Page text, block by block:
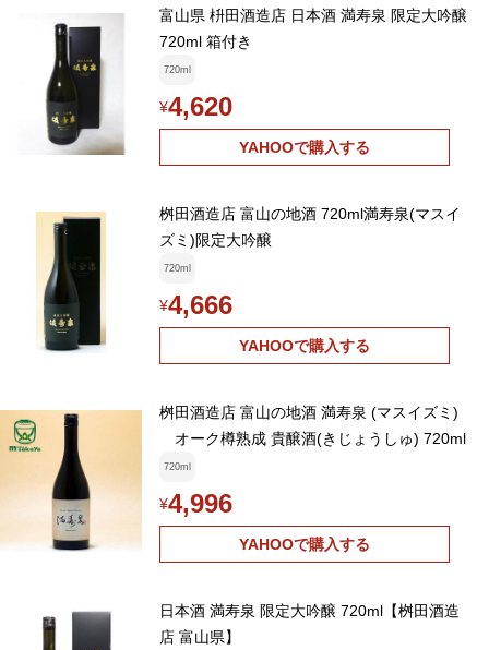
富山県 枡田酒造店 日本酒 満寿泉 限定大吟醸
720ml 箱付き
720ml
¥4,620
YAHOOで購入する
桝田酒造店 富山の地酒 720ml満寿泉(マスイ
ズミ)限定大吟醸
720ml
¥4,666
YAHOOで購入する
桝田酒造店 富山の地酒 満寿泉 (マスイズミ)
オーク樽熟成 貴醸酒(きじょうしゅ) 720ml
720ml
¥4,996
YAHOOで購入する
日本酒 満寿泉 限定大吟醸 720ml【桝田酒造
店 富山県】